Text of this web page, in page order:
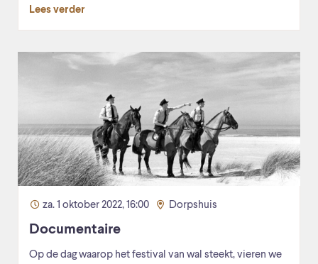
Lees verder
za. 1 oktober 2022, 16:00 Dorpshuis
Documentaire
Op de dag waarop het festival van wal steekt, vieren we